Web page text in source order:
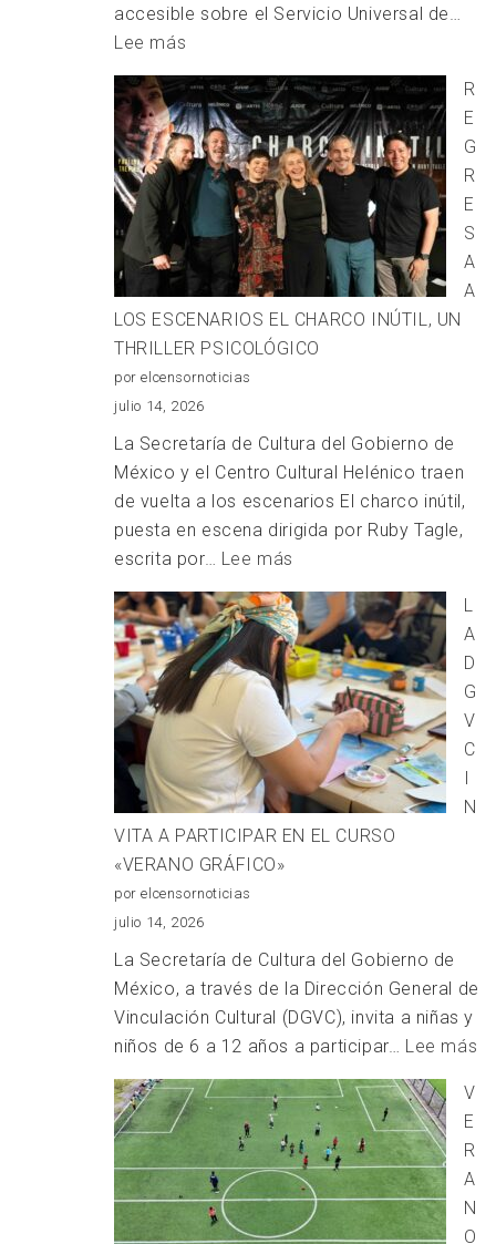
Conchas
accesible sobre el Servicio Universal de…
Lee más
La
transformación
se
construye
acercando
el
derecho
a
la
salud
a
cada
comunidad:
Carlos
Augusto
Pérez
Hernández
R
E
G
R
E
S
A
A
LOS ESCENARIOS EL CHARCO INÚTIL, UN
THRILLER PSICOLÓGICO
por elcensornoticias
julio 14, 2026
La Secretaría de Cultura del Gobierno de
México y el Centro Cultural Helénico traen
de vuelta a los escenarios El charco inútil,
puesta en escena dirigida por Ruby Tagle,
escrita por… Lee más
REGRESA
A
LOS
ESCENARIOS EL
CHARCO
INÚTIL, UN
THRILLER
PSICOLÓGICO
L
A
D
G
V
C
I
N
VITA A PARTICIPAR EN EL CURSO
«VERANO GRÁFICO»
por elcensornoticias
julio 14, 2026
La Secretaría de Cultura del Gobierno de
México, a través de la Dirección General de
Vinculación Cultural (DGVC), invita a niñas y
niños de 6 a 12 años a participar… Lee más
V
E
R
A
N
O